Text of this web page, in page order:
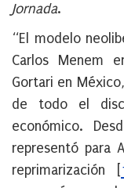
Jornada.
“El modelo
Carlos Menem
Gortari en
de todo el
económico.
representó para
reprimarización